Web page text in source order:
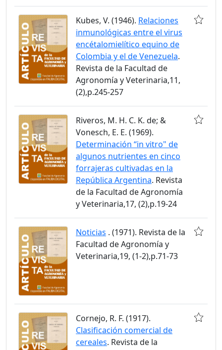
Kubes, V. (1946). Relaciones
inmunológicas entre el virus
encétalomielítico equino de
Colombia y el de Venezuela.
Revista de la Facultad de
Agronomía y Veterinaria,11,
(2),p.245-257
Riveros, M. H. C. K. de; &
Vonesch, E. E. (1969).
Determinación “in vitro" de
algunos nutrientes en cinco
forrajeras cultivadas en la
República Argentina. Revista
de la Facultad de Agronomía
y Veterinaria,17, (2),p.19-24
Noticias . (1971). Revista de la
Facultad de Agronomía y
Veterinaria,19, (1-2),p.71-73
Cornejo, R. F. (1917).
Clasificación comercial de
cereales. Revista de la